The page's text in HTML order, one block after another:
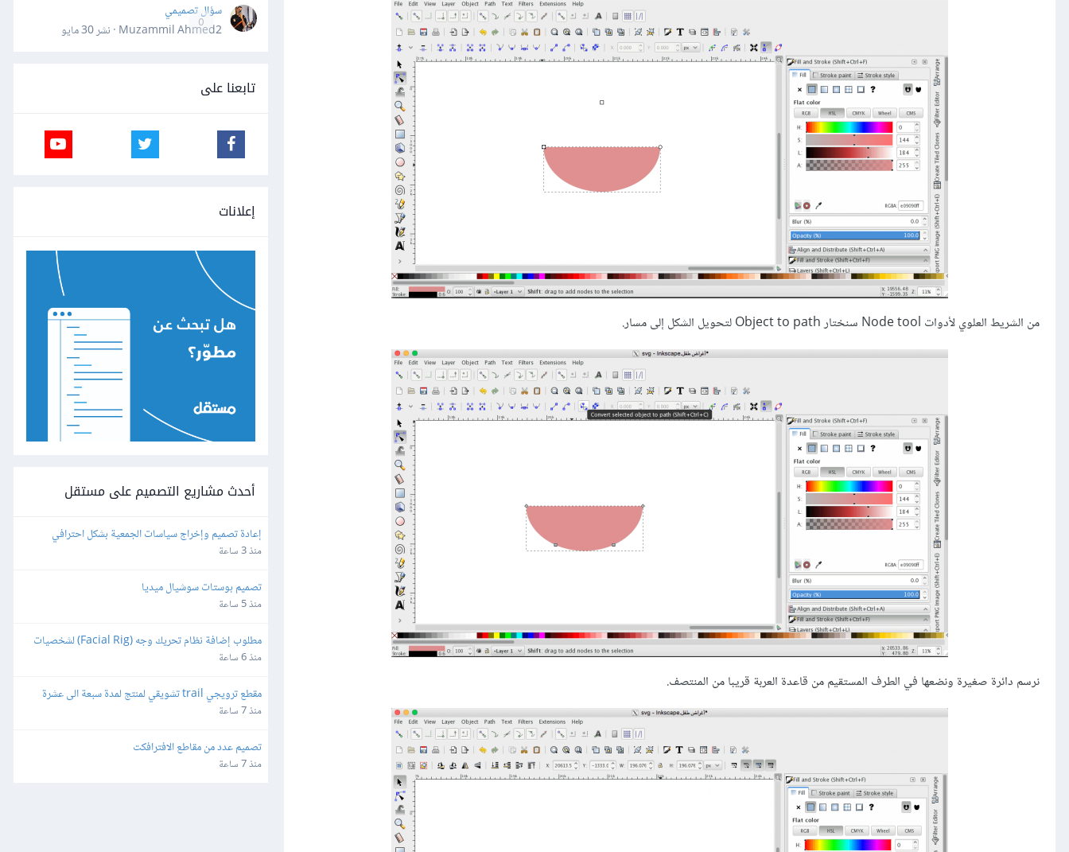
من الشريط العلوي لأدوات Node tool سنختار Object to path لتحويل الشكل إلى مسار.
نرسم دائرة صغيرة ونضعها في الطرف المستقيم من قاعدة العربة قريبا من المنتصف.
0
سؤال تصميمي
Muzammil Ahmed2 · نشر
30 مايو
تابعنا على
إعلانات
أحدث مشاريع التصميم على مستقل
إعادة تصميم وإخراج سياسات الجمعية بشكل احترافي
منذ 3 ساعة
تصميم بوستات سوشيال ميديا
منذ 5 ساعة
3D بصيغة FBX باستخدام Blender
منذ 6 ساعة
ثواني بشكل احترافي
منذ 7 ساعة
تصميم عدد من مقاطع الافترافكت
منذ 7 ساعة